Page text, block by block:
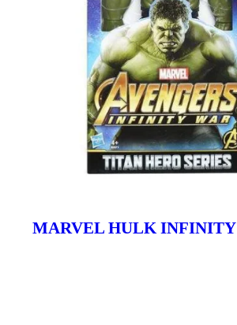
דמות הענק הירוק MARVEL HULK INFINITY